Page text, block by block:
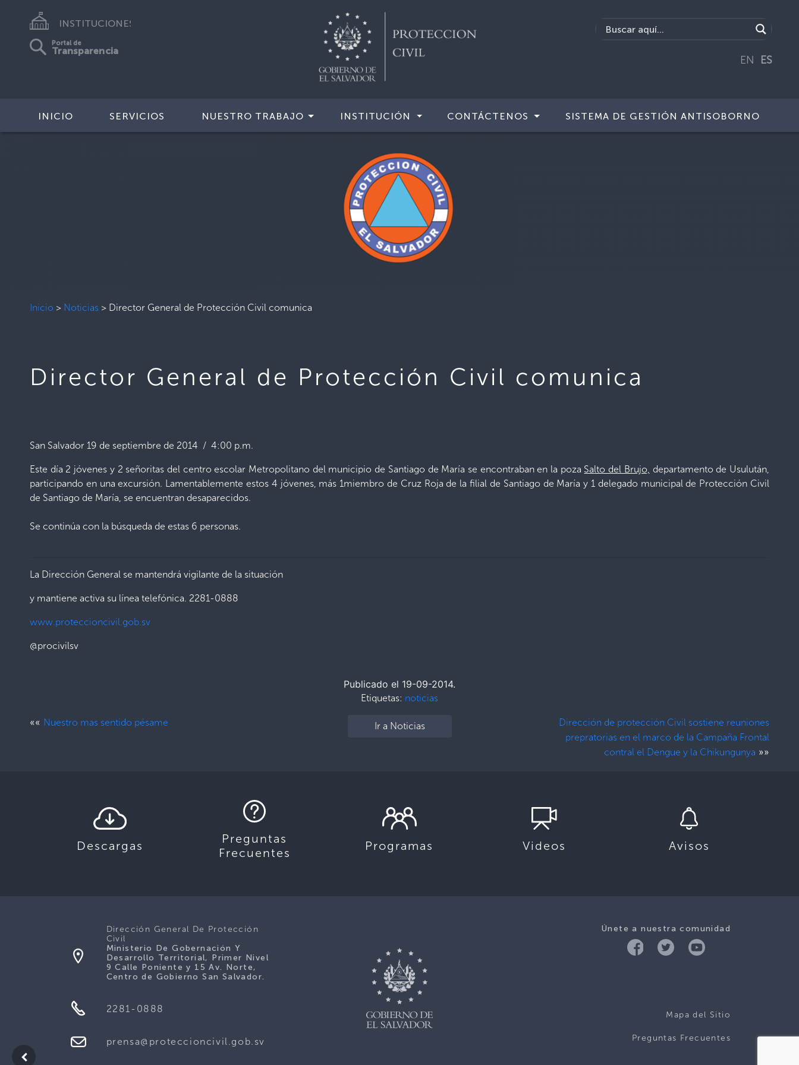
INSTITUCIONES
Portal de
Transparencia
EN ES
INICIO SERVICIOS NUESTRO TRABAJO INSTITUCIÓN CONTÁCTENOS SISTEMA DE GESTIÓN ANTISOBORNO
Inicio > Noticias > Director General de Protección Civil comunica
Director General de Protección Civil comunica
San Salvador 19 de septiembre de 2014 / 4:00 p.m.
Este día 2 jóvenes y 2 señoritas del centro escolar Metropolitano del municipio de Santiago de María se encontraban en la poza Salto del Brujo, departamento de Usulután,
participando en una excursión. Lamentablemente estos 4 jóvenes, más 1miembro de Cruz Roja de la filial de Santiago de María y 1 delegado municipal de Protección Civil
de Santiago de María, se encuentran desaparecidos.
Se continúa con la búsqueda de estas 6 personas.
La Dirección General se mantendrá vigilante de la situación
y mantiene activa su línea telefónica. 2281-0888
www.proteccioncivil.gob.sv
@procivilsv
Publicado el 19-09-2014.
Etiquetas: noticias
«« Nuestro mas sentido pésame Ir a Noticias
Dirección de protección Civil sostiene reuniones
prepratorias en el marco de la Campaña Frontal
contral el Dengue y la Chikungunya »»
Descargas
Preguntas
Frecuentes
Programas Videos Avisos
Únete a nuestra comunidad
Mapa del Sitio
Preguntas Frecuentes
Dirección General De Protección
Civil
Ministerio De Gobernación Y
Desarrollo Territorial, Primer Nivel
9 Calle Poniente y 15 Av. Norte,
Centro de Gobierno San Salvador.
2281-0888
prensa@proteccioncivil.gob.sv